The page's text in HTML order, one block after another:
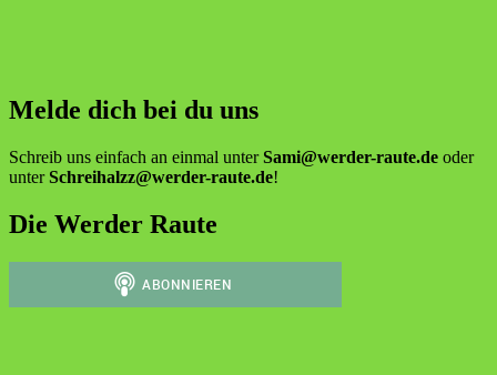
Melde dich bei du uns
Schreib uns einfach an einmal unterSami@werder-raute.de oder
unterSchreihalzz@werder-raute.de!
Die Werder Raute